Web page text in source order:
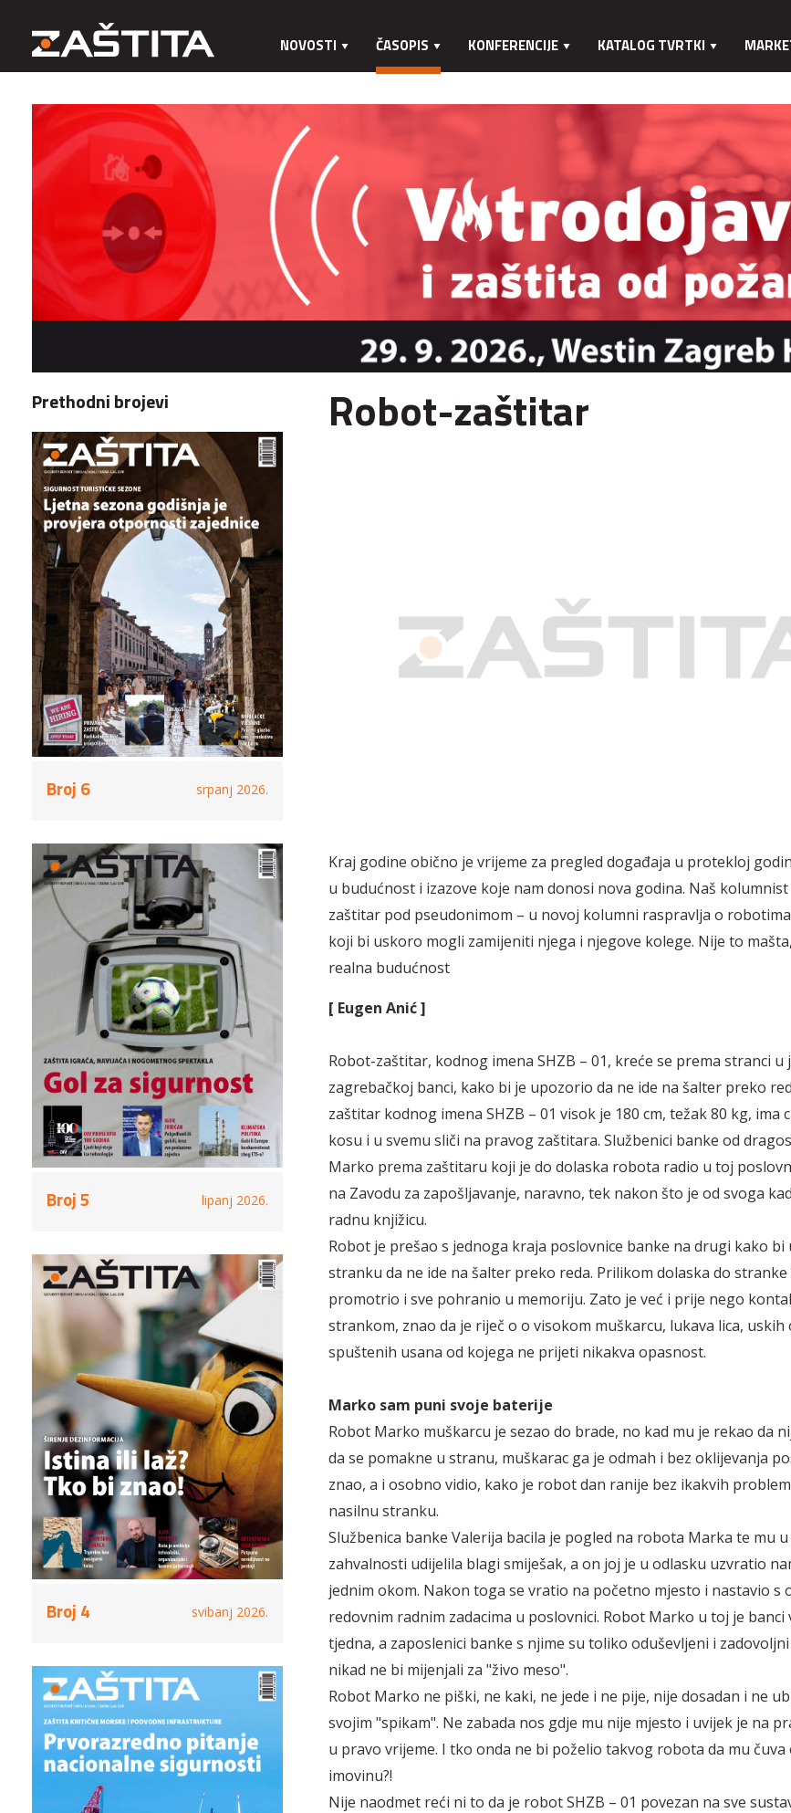
NOVOSTI ČASOPIS KONFERENCIJE KATALOG TVRTKI
Prethodni brojevi
Broj 6 srpanj 2026.
Broj 5 lipanj 2026.
Broj 4 svibanj 2026.
Robot-zaštitar
Kraj godine obično je vrijeme za pregled događaja u protekloj
u budućnost i izazove koje nam donosi nova godina. Naš
zaštitar pod pseudonimom – u novoj kolumni raspravlja o
koji bi uskoro mogli zamijeniti njega i njegove kolege. Nije to
realna budućnost
[ Eugen Anić ]
Robot-zaštitar, kodnog imena SHZB – 01, kreće se prema stranci u
zagrebačkoj banci, kako bi je upozorio da ne ide na šalter preko
zaštitar kodnog imena SHZB – 01 visok je 180 cm, težak 80 kg, ima
kosu i u svemu sliči na pravog zaštitara. Službenici banke od
Marko prema zaštitaru koji je do dolaska robota radio u toj
na Zavodu za zapošljavanje, naravno, tek nakon što je od svoga
radnu knjižicu.
Robot je prešao s jednoga kraja poslovnice banke na drugi kako
stranku da ne ide na šalter preko reda. Prilikom dolaska do
promotrio i sve pohranio u memoriju. Zato je već i prije nego
strankom, znao da je riječ o o visokom muškarcu, lukava lica, uskih
spuštenih usana od kojega ne prijeti nikakva opasnost.
Marko sam puni svoje baterije
Robot Marko muškarcu je sezao do brade, no kad mu je rekao da
da se pomakne u stranu, muškarac ga je odmah i bez oklijevanja
znao, a i osobno vidio, kako je robot dan ranije bez ikakvih
nasilnu stranku.
Službenica banke Valerija bacila je pogled na robota Marka te mu
zahvalnosti udijelila blagi smiješak, a on joj je u odlasku uzvratio
jednim okom. Nakon toga se vratio na početno mjesto i nastavio s
redovnim radnim zadacima u poslovnici. Robot Marko u toj je banci
tjedna, a zaposlenici banke s njime su toliko oduševljeni i zadovoljni
nikad ne bi mijenjali za "živo meso".
Robot Marko ne piški, ne kaki, ne jede i ne pije, nije dosadan i ne
svojim "spikam". Ne zabada nos gdje mu nije mjesto i uvijek je na
u pravo vrijeme. I tko onda ne bi poželio takvog robota da mu čuva
imovinu?!
Nije naodmet reći ni to da je robot SHZB – 01 povezan na sve